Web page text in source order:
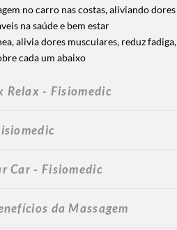
no carro nas costas, aliviando
na saúde e bem estar
alivia dores musculares, reduz
cada um abaixo
Relax - Fisiomedic
Car - Fisiomedic
da Massagem